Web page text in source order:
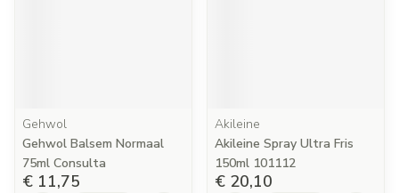
Gehwol
Gehwol Balsem Normaal
75ml Consulta
€ 11,75
Akileine
Akileine Spray Ultra Fris
150ml 101112
€ 20,10